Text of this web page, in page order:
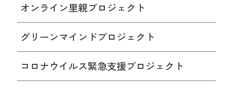
オンライン里親プロジェクト
グリーンマインドプロジェクト
コロナウイルス緊急支援プロジェクト